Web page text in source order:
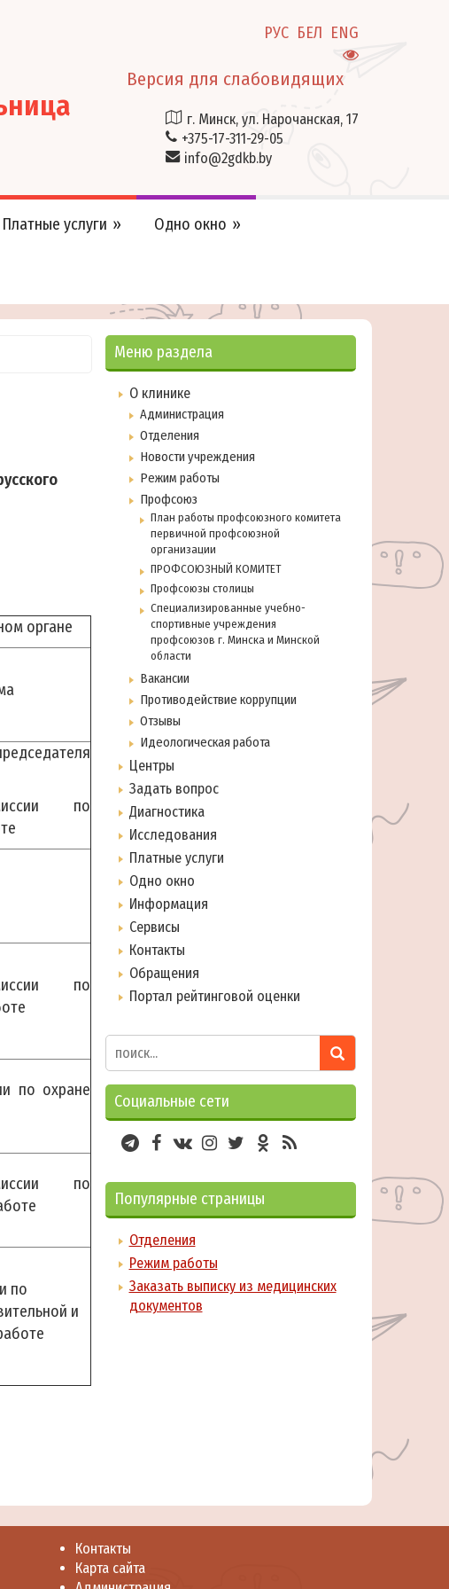
РУС БЕЛ ENG
Версия для слабовидящих
г. Минск, ул. Нарочанская, 17
+375-17-311-29-05
info@2gdkb.by
Платные услуги Одно окно
органе
по
по
по охране
по
по
и
Меню раздела
О клинике
Администрация
Отделения
Новости учреждения
Режим работы
Профсоюз
План работы профсоюзного комитета
первичной профсоюзной
организации
ПРОФСОЮЗНЫЙ КОМИТЕТ
Профсоюзы столицы
Специализированные учебно-
спортивные учреждения
профсоюзов г. Минска и Минской
области
Вакансии
Противодействие коррупции
Отзывы
Идеологическая работа
Центры
Задать вопрос
Диагностика
Исследования
Платные услуги
Одно окно
Информация
Сервисы
Контакты
Обращения
Портал рейтинговой оценки
Социальные сети
Популярные страницы
Отделения
Режим работы
Заказать выписку из медицинских
документов
Контакты
Карта сайта